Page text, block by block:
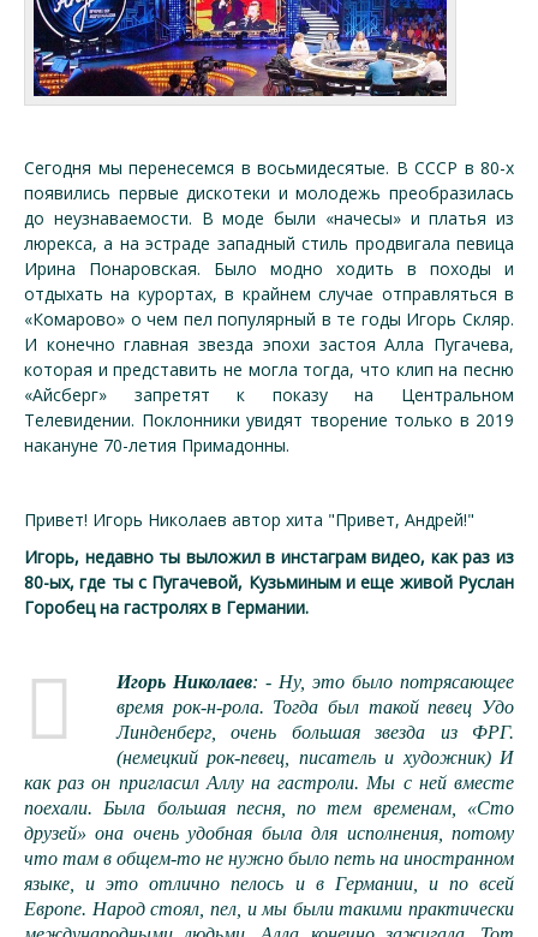
Сегодня мы перенесемся в восьмидесятые. В СССР в 80-х
появились первые дискотеки и молодежь преобразилась
до неузнаваемости. В моде были «начесы» и платья из
люрекса, а на эстраде западный стиль продвигала певица
Ирина Понаровская. Было модно ходить в походы и
отдыхать на курортах, в крайнем случае отправляться в
«Комарово» о чем пел популярный в те годы Игорь Скляр.
И конечно главная звезда эпохи застоя Алла Пугачева,
которая и представить не могла тогда, что клип на песню
«Айсберг» запретят к показу на Центральном
Телевидении. Поклонники увидят творение только в 2019
накануне 70-летия Примадонны.
Привет! Игорь Николаев автор хита "Привет, Андрей!"
Игорь, недавно ты выложил в инстаграм видео, как раз из
80-ых, где ты с Пугачевой, Кузьминым и еще живой Руслан
Горобец на гастролях в Германии.
Игорь Николаев: - Ну, это было потрясающее
время рок-н-рола. Тогда был такой певец Удо
Линденберг, очень большая звезда из ФРГ.
(немецкий рок-певец, писатель и художник) И
как раз он пригласил Аллу на гастроли. Мы с ней вместе
поехали. Была большая песня, по тем временам, «Сто
друзей» она очень удобная была для исполнения, потому
что там в общем-то не нужно было петь на иностранном
языке, и это отлично пелось и в Германии, и по всей
Европе. Народ стоял, пел, и мы были такими практически